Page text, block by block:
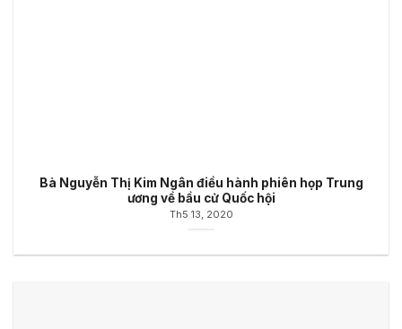
Bà Nguyễn Thị Kim Ngân điều hành phiên họp Trung
ương về bầu cử Quốc hội
Th5 13, 2020